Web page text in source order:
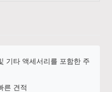
기타 액세서리를 포함한 주
른 견적